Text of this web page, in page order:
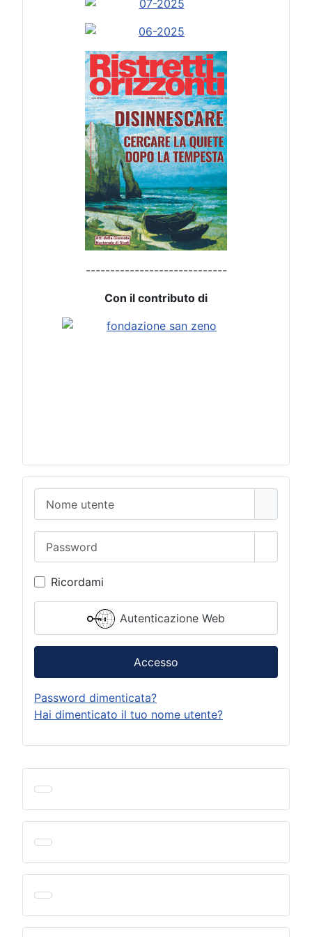
-----------------------------
Con il contributo di
Ricordami
Autenticazione Web
Accesso
Password dimenticata?
Hai dimenticato il tuo nome utente?